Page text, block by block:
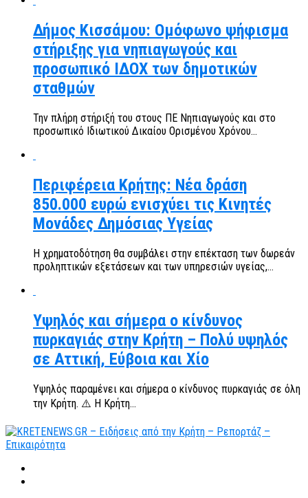
Δήμος Κισσάμου: Ομόφωνο ψήφισμα
στήριξης για νηπιαγωγούς και
προσωπικό ΙΔΟΧ των δημοτικών
σταθμών
Την πλήρη στήριξή του στους ΠΕ Νηπιαγωγούς και στο
προσωπικό Ιδιωτικού Δικαίου Ορισμένου Χρόνου...
Περιφέρεια Κρήτης: Νέα δράση
850.000 ευρώ ενισχύει τις Κινητές
Μονάδες Δημόσιας Υγείας
Η χρηματοδότηση θα συμβάλει στην επέκταση των δωρεάν
προληπτικών εξετάσεων και των υπηρεσιών υγείας,...
Υψηλός και σήμερα ο κίνδυνος
πυρκαγιάς στην Κρήτη – Πολύ υψηλός
σε Αττική, Εύβοια και Χίο
Υψηλός παραμένει και σήμερα ο κίνδυνος πυρκαγιάς σε όλη
την Κρήτη. ⚠️ Η Κρήτη...